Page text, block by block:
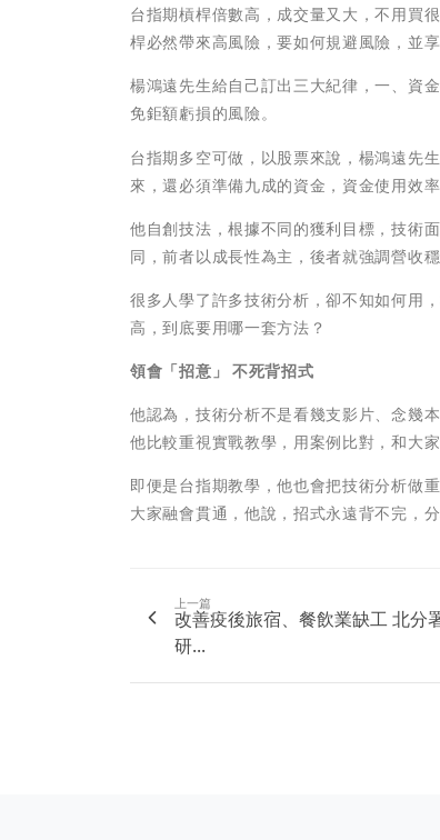
台指期槓桿倍數高，成交量又大，不用買
桿必然帶來高風險，要如何規避風險，並
楊鴻遠先生給自己訂出三大紀律，一、資
免鉅額虧損的風險。
台指期多空可做，以股票來說，楊鴻遠先
來，還必須準備九成的資金，資金使用效率
他自創技法，根據不同的獲利目標，技術
同，前者以成長性為主，後者就強調營收穩
很多人學了許多技術分析，卻不知如何用
高，到底要用哪一套方法？
領會「招意」 不死背招式
他認為，技術分析不是看幾支影片、念幾
他比較重視實戰教學，用案例比對，和大
即便是台指期教學，他也會把技術分析做
大家融會貫通，他說，招式永遠背不完，
上一篇
改善疫後旅宿、餐飲業缺工 北分
研...